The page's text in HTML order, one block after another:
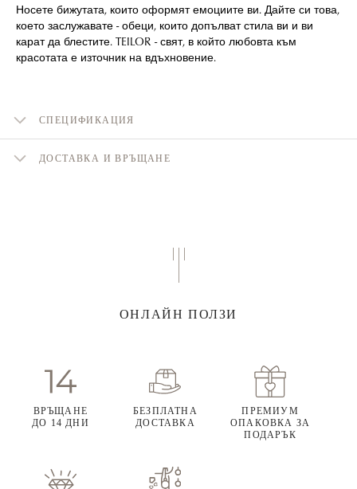
Носете бижутата, които оформят емоциите ви. Дайте си това,
което заслужавате - обеци, които допълват стила ви и ви
карат да блестите. TEILOR - свят, в който любовта към
красотата е източник на вдъхновение.
СПЕЦИФИКАЦИЯ
ДОСТАВКА И ВРЪЩАНЕ
ОНЛАЙН ПОЛЗИ
ВРЪЩАНЕ
ДО 14 ДНИ
БЕЗПЛАТНА
ДОСТАВКА
ПРЕМИУМ
ОПАКОВКА ЗА
ПОДАРЪК